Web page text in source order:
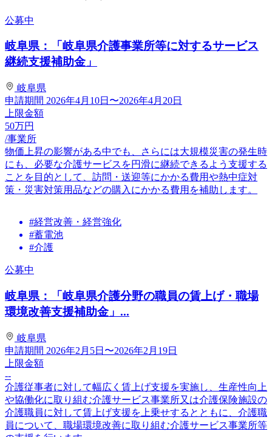
公募中
岐阜県：「岐阜県介護事業所等に対するサービス
継続支援補助金」
岐阜県
申請期間 2026年4月10日〜2026年4月20日
上限金額
50万円
/事業所
物価上昇の影響がある中でも、さらには大規模災害の発生時
にも、必要な介護サービスを円滑に継続できるよう支援する
ことを目的として、訪問・送迎等にかかる費用や熱中症対
策・災害対策用品などの購入にかかる費用を補助します。
#経営改善・経営強化
#蓄電池
#介護
公募中
岐阜県：「岐阜県介護分野の職員の賃上げ・職場
環境改善支援補助金」...
岐阜県
申請期間 2026年2月5日〜2026年2月19日
上限金額
--
介護従事者に対して幅広く賃上げ支援を実施し、生産性向上
や協働化に取り組む介護サービス事業所又は介護保険施設の
介護職員に対して賃上げ支援を上乗せするとともに、介護職
員について、職場環境改善に取り組む介護サービス事業所等